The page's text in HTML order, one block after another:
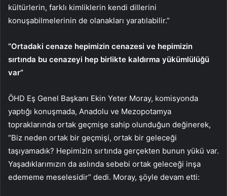
kültürlerin, farklı kimliklerin kendi dillerini
konuşabilmelerinin de olanakları yaratılabilir.”
“Ortadaki cenaze hepimizin cenazesi ve hepimizin
sırtında bu cenazeyi hep birlikte kaldırma yükümlülüğü
var”
ÖHD Eş Genel Başkanı Ekin Yeter Moray, komisyonda
yaptığı konuşmada, Anadolu ve Mezopotamya
topraklarında ortak geçmişe sahip olunduğun değinerek,
“Biz neden ortak bir geçmişi, ortak bir geleceği
taşıyamadık? Hepimizin sırtında gerçekten bunun yükü var.
Yaşadıklarımızın da aslında sebebi ortak geleceği inşa
edememe meselesidir” dedi. Moray, şöyle devam etti: